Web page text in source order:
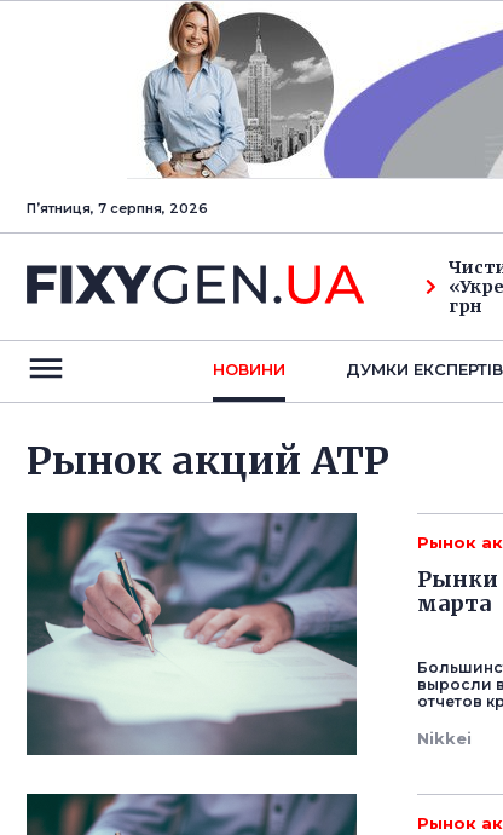
Пʼятниця, 7 серпня, 2026
грн
НОВИНИ ДУМКИ ЕКСПЕРТIВ
Рынок акций АТР
Рынок
Рынки
марта
выросли
отчетов
Nikkei
Рынок